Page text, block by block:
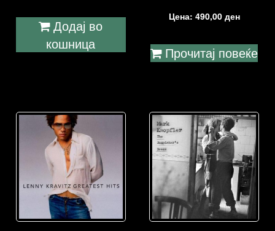
Додај во
кошница
Цена: 490,00 ден
Прочитај повеќе